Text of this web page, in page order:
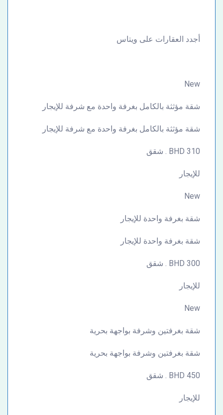
أجدد العقارات على ويتاس
New
شقة مؤثثة بالكامل بغرفة واحدة مع شرفة للإيجار
شقة مؤثثة بالكامل بغرفة واحدة مع شرفة للإيجار
310 BHD . شقق
للإيجار
New
شقة بغرفة واحدة للإيجار
شقة بغرفة واحدة للإيجار
300 BHD . شقق
للإيجار
New
شقة بغرفتين وشرفة بواجهة بحرية
شقة بغرفتين وشرفة بواجهة بحرية
450 BHD . شقق
للإيجار